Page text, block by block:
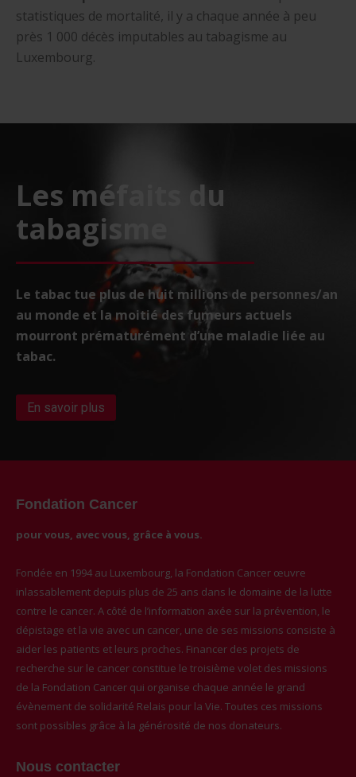
statistiques de mortalité, il y a chaque année à peu
près 1 000 décès imputables au tabagisme au
Luxembourg.
Les méfaits du
tabagisme
Le tabac tue plus de huit millions de personnes/an
au monde et la moitié des fumeurs actuels
mourront prématurément d’une maladie liée au
tabac.
En savoir plus
Fondation Cancer
pour vous, avec vous, grâce à vous.
Fondée en 1994 au Luxembourg, la Fondation Cancer œuvre
inlassablement depuis plus de 25 ans dans le domaine de la lutte
contre le cancer. A côté de l’information axée sur la prévention, le
dépistage et la vie avec un cancer, une de ses missions consiste à
aider les patients et leurs proches. Financer des projets de
recherche sur le cancer constitue le troisième volet des missions
de la Fondation Cancer qui organise chaque année le grand
évènement de solidarité Relais pour la Vie. Toutes ces missions
sont possibles grâce à la générosité de nos donateurs.
Nous contacter